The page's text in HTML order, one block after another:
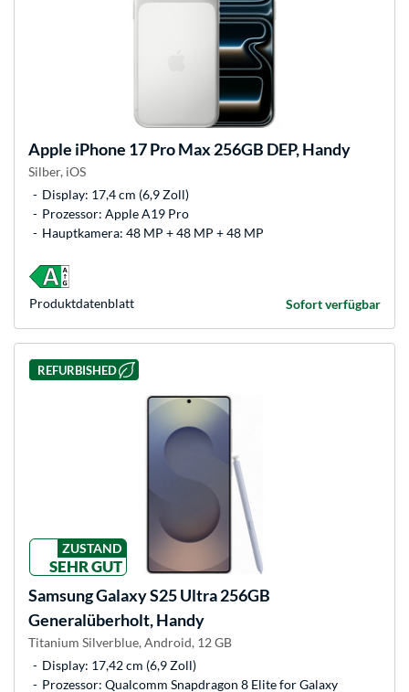
Apple iPhone 17 Pro Max 256GB DEP, Handy
Silber, iOS
Display: 17,4 cm (6,9 Zoll)
Prozessor: Apple A19 Pro
Hauptkamera: 48 MP + 48 MP + 48 MP
Sofort verfügbar
Produkt­datenblatt
REFURBISHED
ZUSTAND
SEHR GUT
SamsungGalaxy S25 Ultra 256GB
Generalüberholt, Handy
Titanium Silverblue, Android, 12 GB
Display: 17,42 cm (6,9 Zoll)
Prozessor: Qualcomm Snapdragon 8 Elite for Galaxy